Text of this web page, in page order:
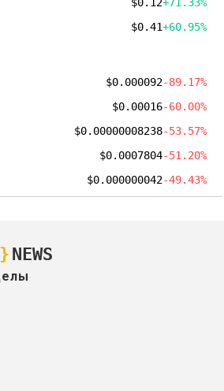
$0.41+60.95%
$0.000092-89.17%
$0.00016-60.00%
$0.00000008238-53.57%
$0.0007804-51.20%
$0.000000042-49.43%
NEWS